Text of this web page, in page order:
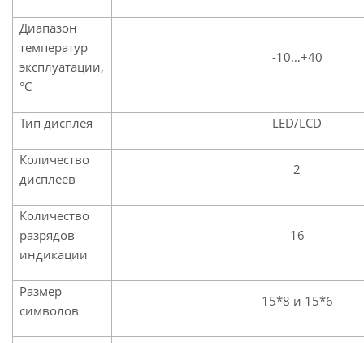
Диапазон
температур
эксплуатации,
°С
-10…+40
Тип дисплея LED/LCD
Количество
дисплеев
2
Количество
разрядов
индикации
16
Размер
символов
15*8 и 15*6